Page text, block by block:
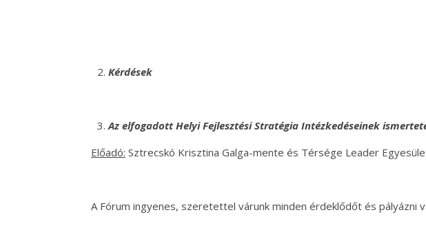
Kérdések
Az elfogadott Helyi Fejlesztési Stratégia Intézkedéseinek
Előadó: Sztrecskó Krisztina Galga-mente és Térsége Leader
A Fórum ingyenes, szeretettel várunk minden érdeklődőt és pályázni